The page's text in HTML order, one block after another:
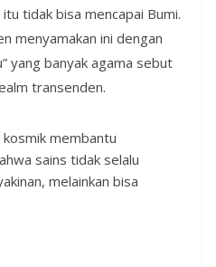
tidak bisa mencapai Bumi.
menyamakan ini dengan
yang banyak agama sebut
transenden.
membantu
sains tidak selalu
melainkan bisa